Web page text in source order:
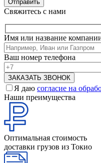
Свяжитесь с нами
Имя или название
Ваш номер телефона
Я даю согласие на
Наши преимущества
Оптимальная стоимость
доставки грузов из Токио